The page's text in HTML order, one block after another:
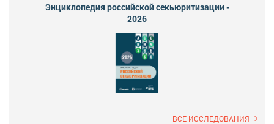
Энциклопедия российской секьюритизации -
2026
ВСЕ ИССЛЕДОВАНИЯ